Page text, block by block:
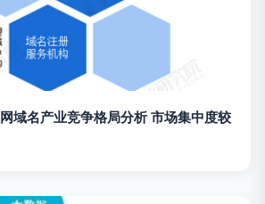
域名产业竞争格局分析 市场集中度较